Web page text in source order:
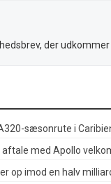
der udkommer
sæsonrute i
med Apollo
op imod en halv